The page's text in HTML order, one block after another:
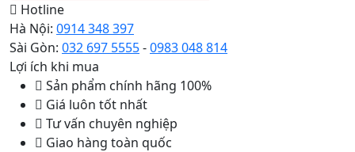
Hotline
Hà Nội: 0914 348 397
Sài Gòn: 032 697 5555-0983 048 814
Lợi ích khi mua
Sản phẩm chính hãng 100%
Giá luôn tốt nhất
Tư vấn chuyên nghiệp
Giao hàng toàn quốc